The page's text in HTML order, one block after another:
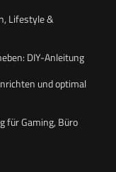
Lifestyle &
DIY-Anleitung
und optimal
für Gaming, Büro